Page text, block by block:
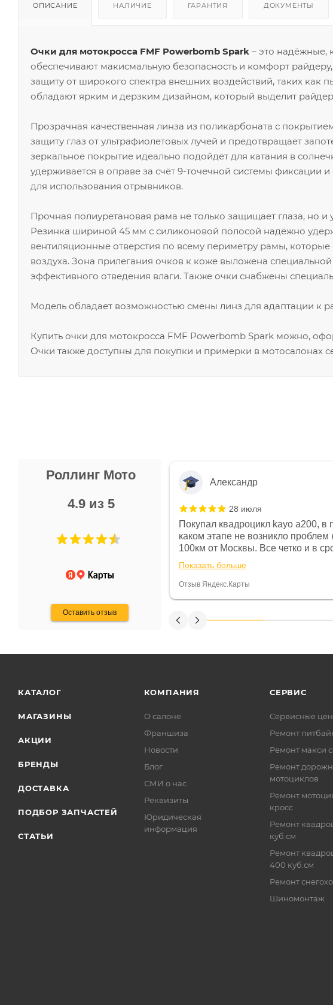
ОПИСАНИЕ НАЛИЧИЕ ГАРАНТИЯ ДОКУМЕНТЫ
Очки для мотокросса FMF Powerbomb Spark – это надёжные,
обеспечивают макисмальную безопасность и комфорт
защиту от широкого спектра внешних воздействий, таких как
обладают ярким и дерзким дизайном, который выделит
Прозрачная качественная линза из поликарбоната с
защиту глаз от ультрафиолетовых лучей и предотвращает
зеркальное покрытие идеально подойдёт для катания в
удерживается в оправе за счёт 9-точечной системы
для использования отрывников.
Прочная полиуретановая рама не только защищает глаза, но
Резинка шириной 45 мм с силиконовой полосой надёжно
вентиляционные отверстия по всему периметру рамы,
воздуха. Зона прилегания очков к коже выложена
эффективного отведения влаги. Также очки снабжены
Модель обладает возможностью смены линз для адаптации к
Купить очки для мотокросса FMF Powerbomb Spark можно,
Очки также доступны для покупки и примерки в мотосалонах
Роллинг Мото
4.9 из 5
Оставить отзыв
Не понравились условия
и дают только на год)
Александр
28 июля
Покупал квадроцикл kayo a200, в
каком этапе не возникло проблем
100км от Москвы. Все четко и в
спидометре всегда был 0, при
постоянно были на связи и в
Считаю, что это говорит о
Показать больше
Отзыв Яндекс.Карты
КАТАЛОГ
МАГАЗИНЫ
АКЦИИ
БРЕНДЫ
ДОСТАВКА
ПОДБОР ЗАПЧАСТЕЙ
СТАТЬИ
КОМПАНИЯ
О салоне
Франшиза
Новости
Блог
СМИ о нас
Реквизиты
Юридическая
информация
СЕРВИС
Сервисные
Ремонт
Ремонт макси
Ремонт
мотоциклов
Ремонт
кросс
Ремонт
куб.см
Ремонт
400 куб.см
Ремонт
Шиномонтаж